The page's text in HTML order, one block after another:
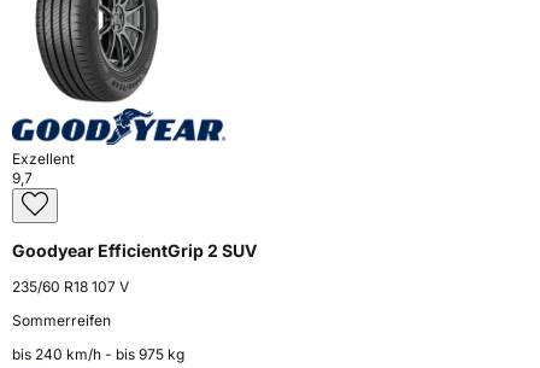
Exzellent
9,7
Goodyear EfficientGrip 2 SUV
235/60 R18 107 V
Sommerreifen
bis 240 km⁠/⁠h - bis 975 kg